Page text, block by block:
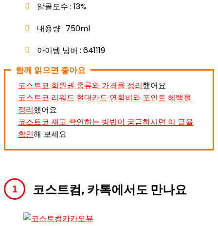
알콜도수 : 13%
내용량 : 750ml
아이템 넘버 : 641119
함께 읽으면 좋아요
코스트코 회원권 종류와 가격을 정리했어요
코스트코 리워드 현대카드 연회비와 포인트 혜택을
정리했어요
코스트코 재고 확인하는 방법이 궁금하시면 이 글을
확인해 보세요
코스트컴, 카톡에서도 만나요